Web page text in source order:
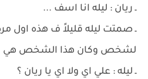
ـ ريان : ليله انا اسف ...
ـ صمتت ليله قليلاً ف هذه اول
لشخص وكان هذا الشخص هي
ـ ليله : علي اي ولا اي يا ريان ؟